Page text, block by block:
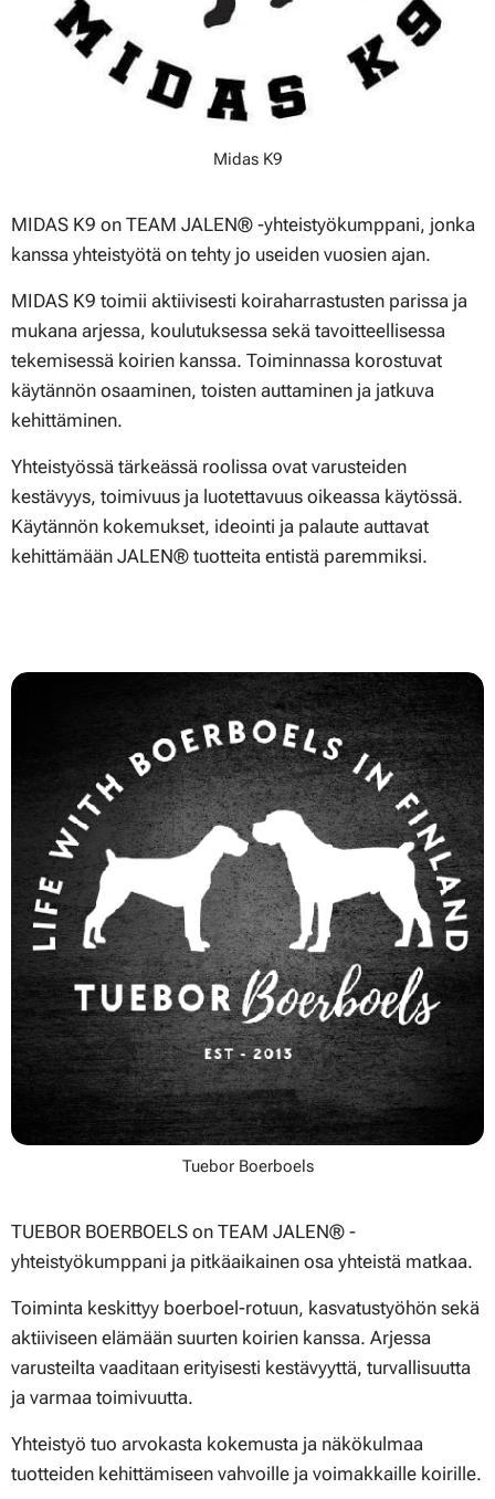
Midas K9
MIDAS K9 on TEAM JALEN® -yhteistyökumppani, jonka
kanssa yhteistyötä on tehty jo useiden vuosien ajan.
MIDAS K9 toimii aktiivisesti koiraharrastusten parissa ja
mukana arjessa, koulutuksessa sekä tavoitteellisessa
tekemisessä koirien kanssa. Toiminnassa korostuvat
käytännön osaaminen, toisten auttaminen ja jatkuva
kehittäminen.
Yhteistyössä tärkeässä roolissa ovat varusteiden
kestävyys, toimivuus ja luotettavuus oikeassa käytössä.
Käytännön kokemukset, ideointi ja palaute auttavat
kehittämään JALEN® tuotteita entistä paremmiksi.
Tuebor Boerboels
TUEBOR BOERBOELS on TEAM JALEN® -
yhteistyökumppani ja pitkäaikainen osa yhteistä matkaa.
Toiminta keskittyy boerboel-rotuun, kasvatustyöhön sekä
aktiiviseen elämään suurten koirien kanssa. Arjessa
varusteilta vaaditaan erityisesti kestävyyttä, turvallisuutta
ja varmaa toimivuutta.
Yhteistyö tuo arvokasta kokemusta ja näkökulmaa
tuotteiden kehittämiseen vahvoille ja voimakkaille koirille.